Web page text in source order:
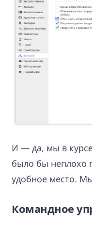
И — да, мы в
было бы неплохо
удобное место.
Командное